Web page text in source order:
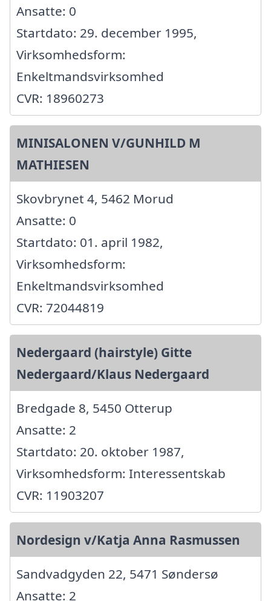
Ansatte: 0
Startdato: 29. december 1995,
Virksomhedsform:
Enkeltmandsvirksomhed
CVR: 18960273
MINISALONEN V/GUNHILD M
MATHIESEN
Skovbrynet 4, 5462 Morud
Ansatte: 0
Startdato: 01. april 1982,
Virksomhedsform:
Enkeltmandsvirksomhed
CVR: 72044819
Nedergaard (hairstyle) Gitte
Nedergaard/Klaus Nedergaard
Bredgade 8, 5450 Otterup
Ansatte: 2
Startdato: 20. oktober 1987,
Virksomhedsform: Interessentskab
CVR: 11903207
Nordesign v/Katja Anna Rasmussen
Sandvadgyden 22, 5471 Søndersø
Ansatte: 2